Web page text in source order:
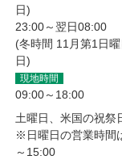
日)
23:00～翌日08:00
(冬時間 11月第1日
日)
現地時間
09:00～18:00
土曜日、米国の祝祭
※日曜日の営業時間
～15:00